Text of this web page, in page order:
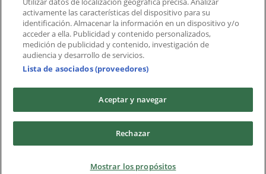
Ciudades
Descargar la APP Tiendeo
Copyright © Tiendeo ® 2026 · Shopfully Marketing S.L.U. –
Términos y condicionesPolítica de privacidad
activamente las características del dispositivo para su
identificación. Almacenar la información en un dispositivo y/o
acceder a ella. Publicidad y contenido personalizados,
medición de publicidad y contenido, investigación de
audiencia y desarrollo de servicios.
Lista de asociados (proveedores)
Aceptar y navegar
Rechazar
Mostrar los propósitos